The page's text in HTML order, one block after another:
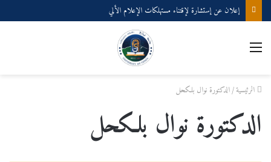
إعلان عن إستشارة لإقتناء مستهلكات الإعلام الألي
القائمة
الرئيسية/الدكتورة نوال بلكحل
الدكتورة نوال بلكحل